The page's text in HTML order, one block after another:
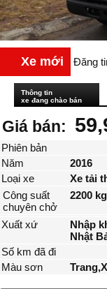
Xe mới Đăng
Thông tin
xe đang chào bán
Giá bán:
Phiên bản
Năm
2016
Loại xe
Xe tải
Công suất
chuyên chở
2200 kg
Xuất xứ
Nhập
Nhật
Số km đã đi
Màu sơn